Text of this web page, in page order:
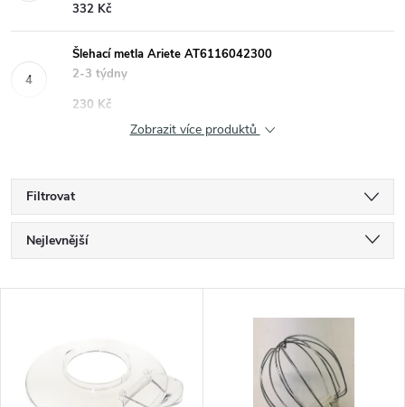
332 Kč
Šlehací metla Ariete AT6116042300
2-3 týdny
230 Kč
Zobrazit více produktů
Filtrovat
Ř
a
e
Nejlevnější
Abecedně